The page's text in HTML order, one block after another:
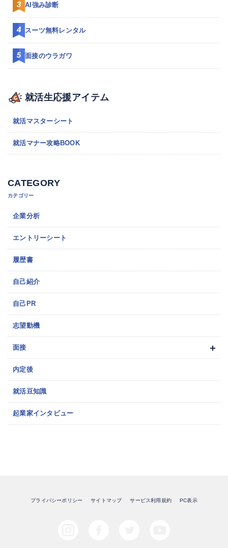
AI強み診断
スーツ無料レンタル
面接のウラガワ
就活生応援アイテム
就活マスターシート
就活マナー攻略BOOK
CATEGORY
カテゴリー
企業分析
エントリーシート
履歴書
自己紹介
自己PR
志望動機
面接
内定後
就活豆知識
起業家インタビュー
プライバシーポリシー サイトマップ サービス利用規約 PC表示